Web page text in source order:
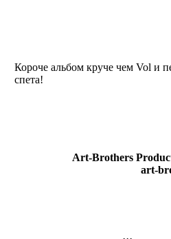
Короче альбом круче чем Vol и
спета!
Art-Brothers
art-